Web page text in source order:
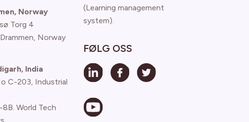
Norway
Torg 4
Norway
India
C-203, Industrial
8B. World Tech
(Learning management
system).
FØLG OSS